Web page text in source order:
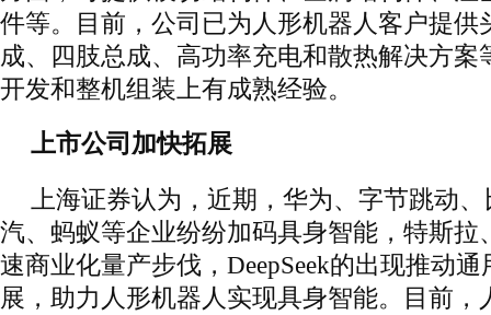
件等。目前，公司已为人形机器人客户提供
成、四肢总成、高功率充电和散热解决方案
开发和整机组装上有成熟经验。
上市公司加快拓展
上海证券认为，近期，华为、字节跳动
汽、蚂蚁等企业纷纷加码具身智能，特斯拉
速商业化量产步伐，DeepSeek的出现推动
展，助力人形机器人实现具身智能。目前，